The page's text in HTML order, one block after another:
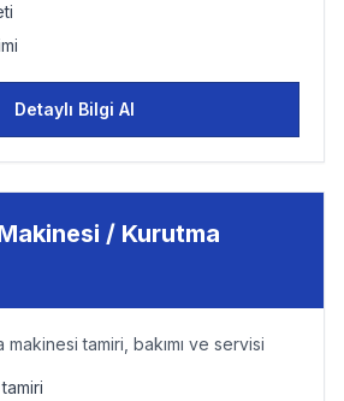
Detaylı Bilgi Al
/ Kurutma
makinesi tamiri, bakımı ve servisi